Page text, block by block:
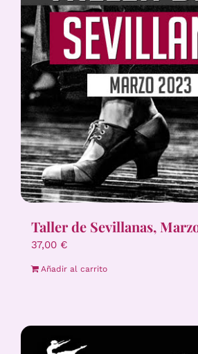
Taller de Sevillanas,
37,00 €
Añadir al carrito